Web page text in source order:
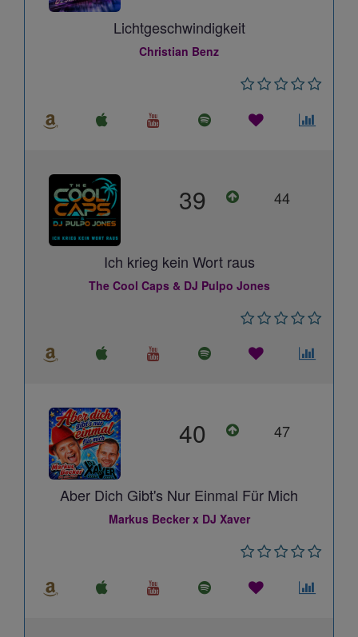
Lichtgeschwindigkeit
Christian Benz
39 44
Ich krieg kein Wort raus
The Cool Caps & DJ Pulpo Jones
40 47
Aber Dich Gibt's Nur Einmal Für Mich
Markus Becker x DJ Xaver